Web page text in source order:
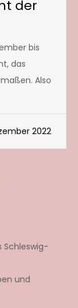
der
bis
das
Also
2022
Schleswig-
und